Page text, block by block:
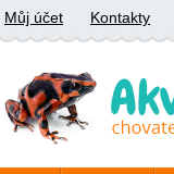
Můj účet Kontakty